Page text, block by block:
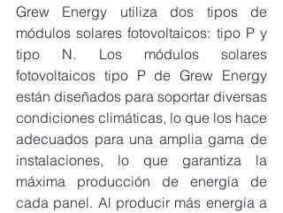
Grew Energy utiliza dos tipos de
módulos solares fotovoltaicos: tipo P y
tipo N. Los módulos solares
fotovoltaicos tipo P de Grew Energy
están diseñados para soportar diversas
condiciones climáticas, lo que los hace
adecuados para una amplia gama de
instalaciones, lo que garantiza la
máxima producción de energía de
cada panel. Al producir más energía a